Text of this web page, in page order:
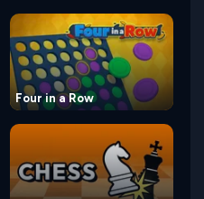
Four in a Row